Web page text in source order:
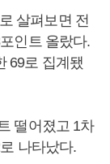
살펴보면 전
인트 올랐다.
69로 집계됐
떨어졌고 1차
나타났다.